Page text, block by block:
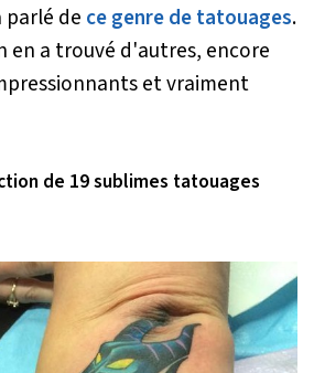
parlé de ce genre de tatouages.
en a trouvé d'autres, encore
et vraiment
de 19 sublimes tatouages